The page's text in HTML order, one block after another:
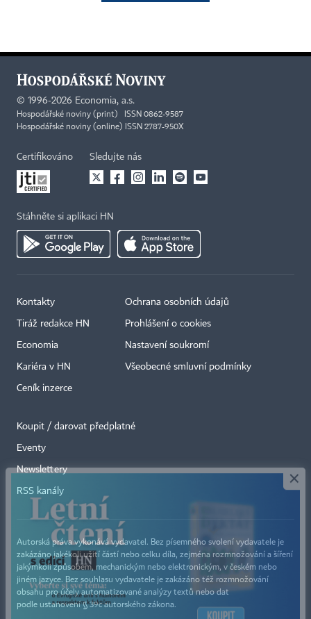
© 1996-2026 Economia, a.s.
Hospodářské noviny (print) ISSN 0862-9587
Hospodářské noviny (online) ISSN 2787-950X
Certifikováno Sledujte nás
Stáhněte si aplikaci HN
Kontakty
Tiráž redakce HN
Economia
Kariéra v HN
Ceník inzerce
Ochrana osobních údajů
Prohlášení o cookies
Nastavení soukromí
Všeobecné smluvní podmínky
Koupit / darovat předplatné
Eventy
Newslettery
RSS kanály
Autorská práva vykonává vydavatel. Bez písemného svolení vydavatele je
zakázáno jakékoli užití částí nebo celku díla, zejména rozmnožování a šíření
jakýmkoli způsobem, mechanickým nebo elektronickým, v českém nebo
jiném jazyce. Bez souhlasu vydavatele je zakázáno též rozmnožování
obsahu pro účely automatizované analýzy textů nebo dat
podle ustanovení § 39c autorského zákona.